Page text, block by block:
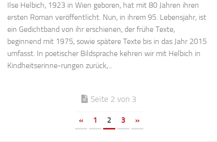
Ilse Helbich, 1923 in Wien geboren, hat mit 80 Jahren ihren
ersten Roman veröffentlicht. Nun, in ihrem 95. Lebensjahr, ist
ein Gedichtband von ihr erschienen, der frühe Texte,
beginnend mit 1975, sowie spätere Texte bis in das Jahr 2015
umfasst. In poetischer Bildsprache kehren wir mit Helbich in
Kindheitserinne-rungen zurück,...
Seite 2 von 3
« 1 2 3 »